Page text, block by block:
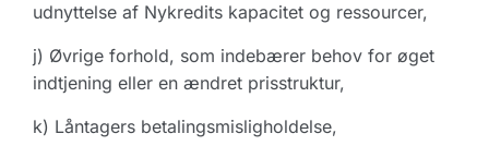
udnyttelse af Nykredits kapacitet og ressourcer,
j) Øvrige forhold, som indebærer behov for øget
indtjening eller en ændret prisstruktur,
k) Låntagers betalingsmisligholdelse,